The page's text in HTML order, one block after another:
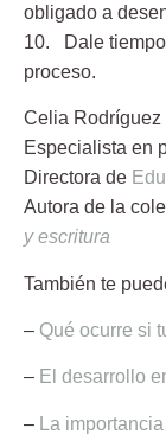
obligado a
10. Dale
proceso.
Celia Rodríguez
Especialista en
Directora de
Autora de la
y escritura
También te
– Qué ocurre si
– El desarrollo
– La